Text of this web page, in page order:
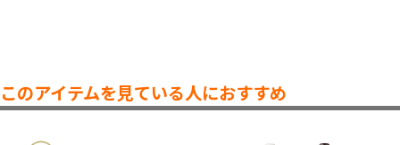
このアイテムを見ている人におすすめ